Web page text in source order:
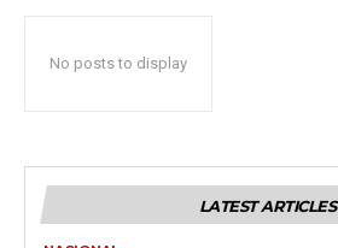
No posts to display
LATEST ARTICLES